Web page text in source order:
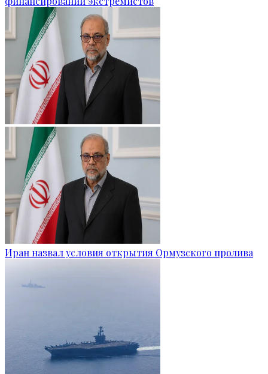
Иран назвал условия открытия Ормузского пролива